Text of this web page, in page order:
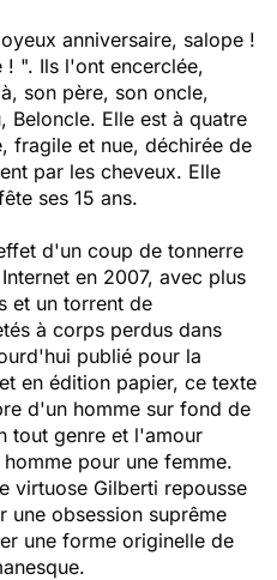
anniversaire, salope !
! ". Ils l'ont encerclée,
son père, son oncle,
Beloncle. Elle est à quatre
fragile et nue, déchirée de
par les cheveux. Elle
ses 15 ans.
d'un coup de tonnerre
en 2007, avec plus
et un torrent de
à corps perdus dans
publié pour la
en édition papier, ce texte
d'un homme sur fond de
tout genre et l'amour
pour une femme.
virtuose Gilberti repousse
une obsession suprême
une forme originelle de